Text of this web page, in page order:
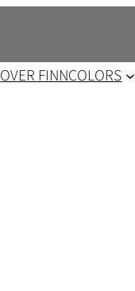
OVER FINNCOLORS